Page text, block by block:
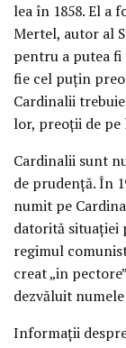
lea în 1858. El a
Mertel, autor al
pentru a putea fi
fie cel puţin
Cardinalii
lor, preoţii de pe
Cardinalii sunt
de prudenţă. În
numit pe
datorită situaţiei
regimul
creat „in
dezvăluit
Informaţii